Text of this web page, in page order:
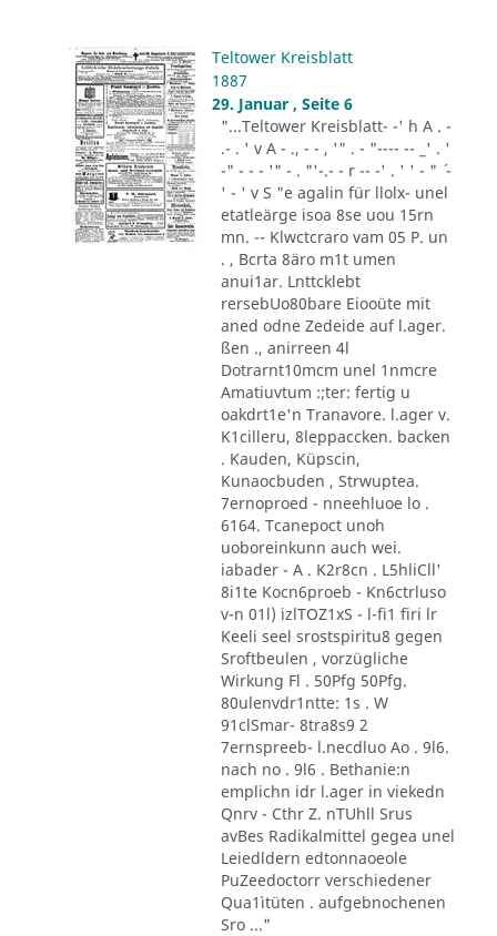
Teltower Kreisblatt
1887
29. Januar , Seite 6
"...Teltower Kreisblatt- -' h A . -
.- . ' v A - ., - - , '" . - "---- -- _' . '
-" - - - '" - . "'-.- - r -- -' . ' ' - " ´ -
' - ' v S "e agalin für llolx- unel
etatleärge isoa 8se uou 15rn
mn. -- Klwctcraro vam 05 P. un
. , Bcrta 8äro m1t umen
anui1ar. Lnttcklebt
rersebUo80bare Eiooüte mit
aned odne Zedeide auf l.ager.
ßen ., anirreen 4l
Dotrarnt10mcm unel 1nmcre
Amatiuvtum :;ter: fertig u
oakdrt1e'n Tranavore. l.ager v.
K1cilleru, 8leppaccken. backen
. Kauden, Küpscin,
Kunaocbuden , Strwuptea.
7ernoproed - nneehluoe lo .
6164. Tcanepoct unoh
uoboreinkunn auch wei.
iabader - A . K2r8cn . L5hliCll'
8i1te Kocn6proeb - Kn6ctrluso
v-n 01l) izlTOZ1xS - l-fi1 firi lr
Keeli seel srostspiritu8 gegen
Sroftbeulen , vorzügliche
Wirkung Fl . 50Pfg 50Pfg.
80ulenvdr1ntte: 1s . W
91clSmar- 8tra8s9 2
7ernspreeb- l.necdluo Ao . 9l6.
nach no . 9l6 . Bethanie:n
emplichn idr l.ager in viekedn
Qnrv - Cthr Z. nTUhll Srus
avBes Radikalmittel gegea unel
Leiedldern edtonnaoeole
PuZeedoctorr verschiedener
Qua1ìtüten . aufgebnochenen
Sro ..."